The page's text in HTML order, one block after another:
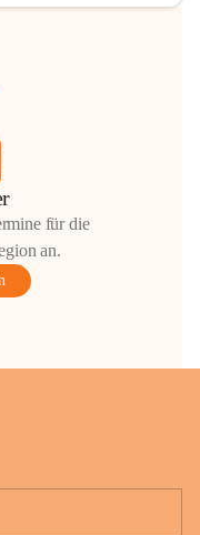
für die
an.